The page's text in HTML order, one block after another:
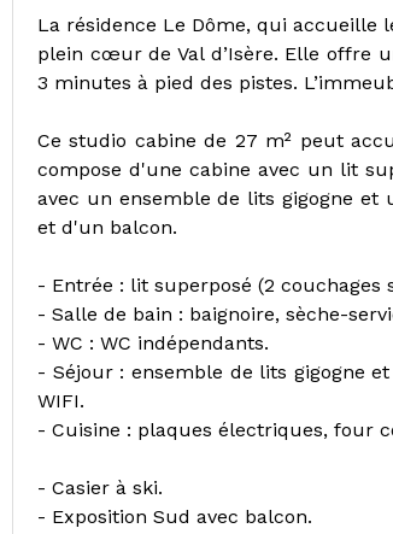
La résidence Le Dôme, qui accueille
plein cœur de Val d’Isère. Elle offre
3 minutes à pied des pistes.
Ce studio cabine de 27 m² peut
compose d'une cabine avec un lit
avec un ensemble de lits gigogne
et d'un balcon.
- Entrée : lit superposé (2 couchages
- Salle de bain : baignoire, sèche-
- WC : WC indépendants.
- Séjour : ensemble de lits gigogne
WIFI.
- Cuisine : plaques électriques, four
- Casier à ski.
- Exposition Sud avec balcon.